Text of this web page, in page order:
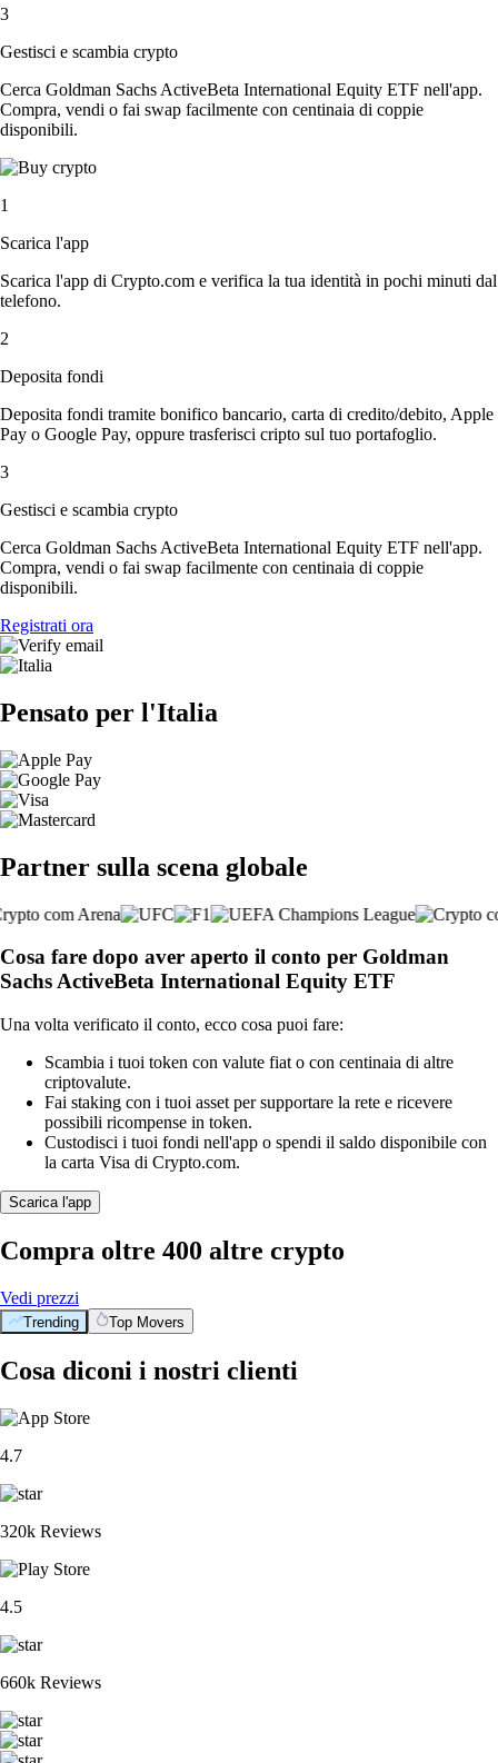
3
Gestisci e scambia crypto
Cerca Goldman Sachs ActiveBeta International Equity ETF nell'app.
Compra, vendi o fai swap facilmente con centinaia di coppie
disponibili.
1
Scarica l'app
Scarica l'app di Crypto.com e verifica la tua identità in pochi minuti dal
telefono.
2
Deposita fondi
Deposita fondi tramite bonifico bancario, carta di credito/debito, Apple
Pay o Google Pay, oppure trasferisci cripto sul tuo portafoglio.
3
Gestisci e scambia crypto
Cerca Goldman Sachs ActiveBeta International Equity ETF nell'app.
Compra, vendi o fai swap facilmente con centinaia di coppie
disponibili.
Registrati ora
Pensato per l'Italia
Partner sulla scena globale
Cosa fare dopo aver aperto il conto per Goldman
Sachs ActiveBeta International Equity ETF
Una volta verificato il conto, ecco cosa puoi fare:
Scambia i tuoi token con valute fiat o con centinaia di altre
criptovalute.
Fai staking con i tuoi asset per supportare la rete e ricevere
possibili ricompense in token.
Custodisci i tuoi fondi nell'app o spendi il saldo disponibile con
la carta Visa di Crypto.com.
Scarica l'app
Compra oltre 400 altre crypto
Vedi prezzi
Trending Top Movers
Cosa diconi i nostri clienti
4.7
320k Reviews
4.5
660k Reviews